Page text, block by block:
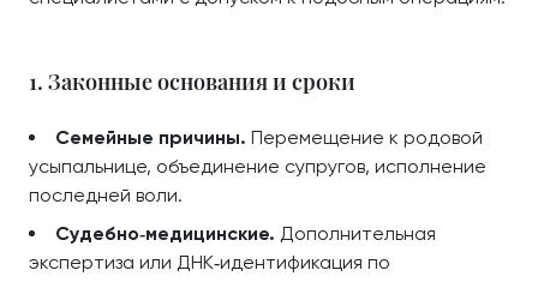
1. Законные основания и сроки
Семейные причины. Перемещение к родовой
усыпальнице, объединение супругов, исполнение
последней воли.
Судебно‑медицинские. Дополнительная
экспертиза или ДНК‑идентификация по